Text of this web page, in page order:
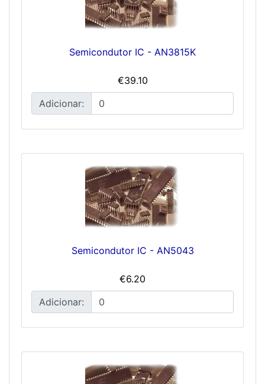
Semicondutor IC - AN3815K
€39.10
Adicionar:
Semicondutor IC - AN5043
€6.20
Adicionar: